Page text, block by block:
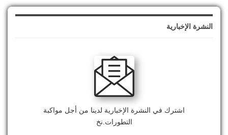
النشرة الإخبارية
اشترك في النشرة الإخبارية لدينا من أجل مواكبة
التطورات.نخ